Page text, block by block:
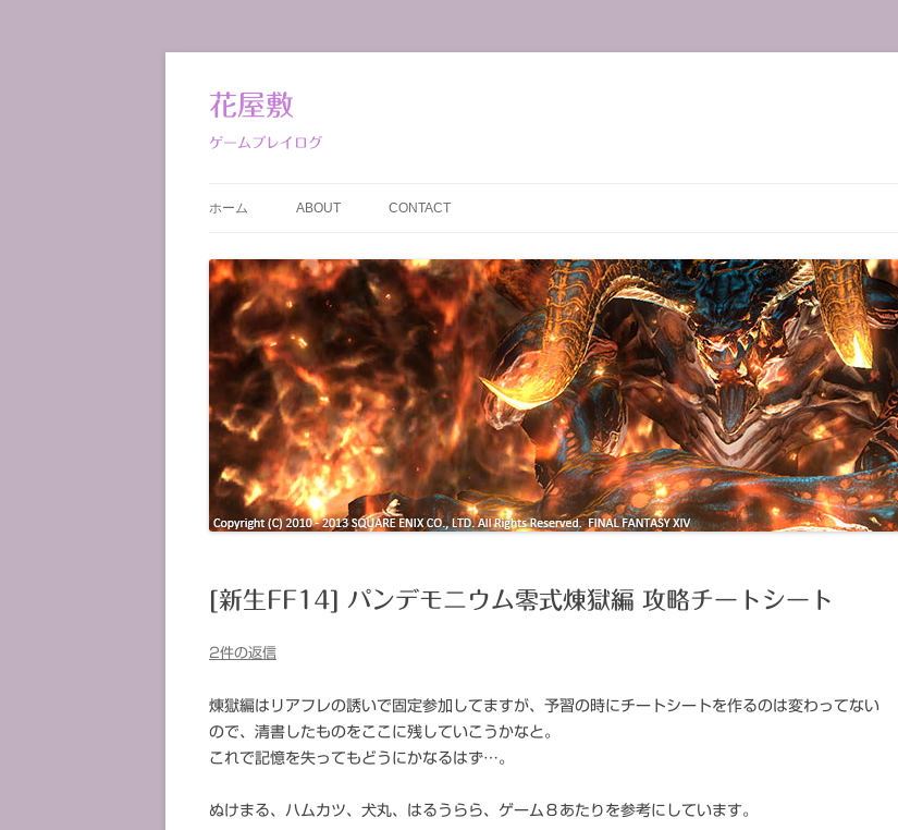
テ
ン
ツ
へ
ス
花屋敷
ゲームプレイログ
ホーム ABOUT CONTACT
[新生FF14] パンデモニウム零式煉獄編 攻略チートシート
2件の返信
煉獄編はリアフレの誘いで固定参加してますが、予習の時にチートシートを作るのは変わってない
ので、清書したものをここに残していこうかなと。
これで記憶を失ってもどうにかなるはず…。
ぬけまる、ハムカツ、犬丸、はるうらら、ゲーム８あたりを参考にしています。